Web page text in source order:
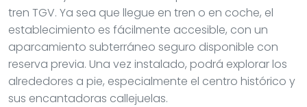
tren TGV. Ya sea que llegue en tren o en coche, el
establecimiento es fácilmente accesible, con un
aparcamiento subterráneo seguro disponible con
reserva previa. Una vez instalado, podrá explorar los
alrededores a pie, especialmente el centro histórico y
sus encantadoras callejuelas.